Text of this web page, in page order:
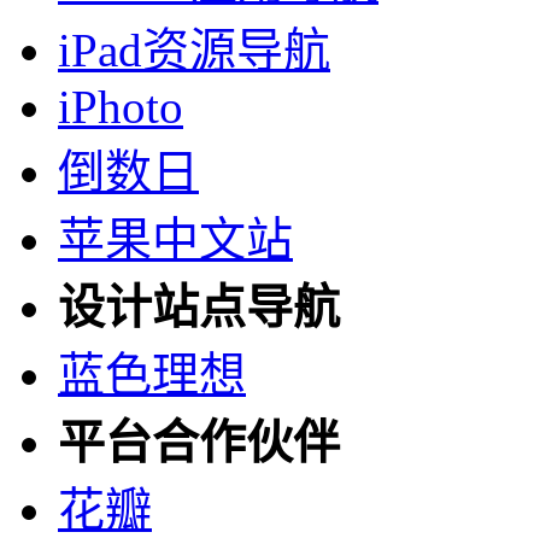
iPad资源导航
iPhoto
倒数日
苹果中文站
设计站点导航
蓝色理想
平台合作伙伴
花瓣